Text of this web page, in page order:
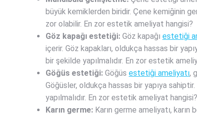
büyük kemiklerden biridir. Çene kemiğinin
zor olabilir. En zor estetik ameliyat hangisi?
Göz kapağı estetiği: Göz kapağı estetiği
içerir. Göz kapakları, oldukça hassas bir
bir şekilde yapılmalıdır. En zor estetik
Göğüs estetiği: Göğüs estetiği ameliyatı,
Göğüsler, oldukça hassas bir yapıya
yapılmalıdır. En zor estetik ameliyat hangisi?
Karın germe: Karın germe ameliyatı, karın